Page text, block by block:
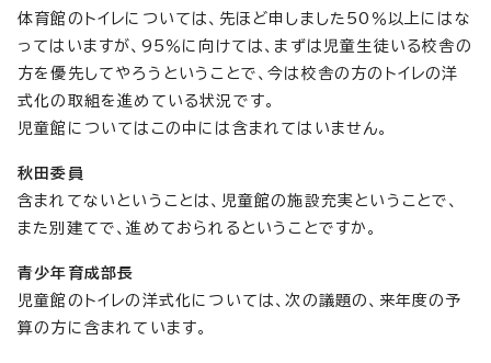
体育館のトイレについては、先ほど申しました50％以上にはな
ってはいますが、95％に向けては、まずは児童生徒いる校舎の
方を優先してやろうということで、今は校舎の方のトイレの洋
式化の取組を進めている状況です。
児童館についてはこの中には含まれてはいません。
秋田委員
含まれてないということは、児童館の施設充実ということで、
また別建てで、進めておられるということですか。
青少年育成部長
児童館のトイレの洋式化については、次の議題の、来年度の予
算の方に含まれています。